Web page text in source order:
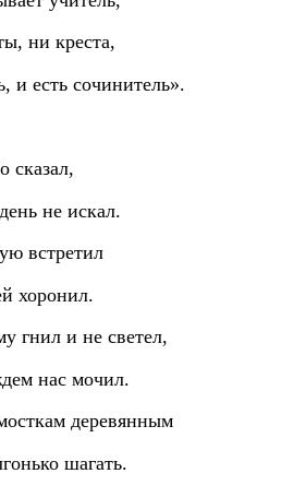
ни креста,
и есть сочинитель».
сказал,
не искал.
встретил
хоронил.
гнил и не светел,
нас мочил.
деревянным
шагать.